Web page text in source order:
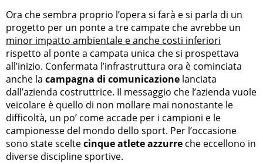
Ora che sembra proprio l’opera si farà e si parla di un
progetto per un ponte a tre campate che avrebbe un
minor impatto ambientale e anche costi inferiori
rispetto al ponte a campata unica che si prospettava
all’inizio. Confermata l’infrastruttura ora è cominciata
anche la campagna di comunicazione lanciata
dall’azienda costruttrice. Il messaggio che l’azienda vuole
veicolare è quello di non mollare mai nonostante le
difficoltà, un po’ come accade per i campioni e le
campionesse del mondo dello sport. Per l’occasione
sono state sceltecinque atlete azzurre che eccellono in
diverse discipline sportive.